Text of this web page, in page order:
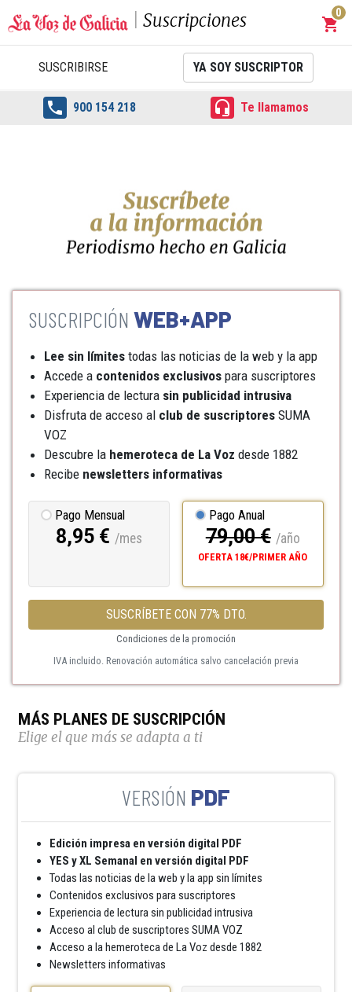
Suscripciones shopping_cart
0
SUSCRIBIRSE YA SOY SUSCRIPTOR
 900 154 218  Te llamamos
WEB+APP
Lee sin límites todas las noticias de la web y la app
Accede a contenidos exclusivos para suscriptores
Experiencia de lectura sin publicidad intrusiva
Disfruta de acceso al club de suscriptores SUMA
VOZ
Descubre la hemeroteca de La Voz desde 1882
Recibe newsletters informativas
Pago Mensual
8,95 € /mes
Pago Anual
79,00 € /año
OFERTA 18€/PRIMER AÑO
SUSCRÍBETE CON 77% DTO.
Condiciones de la promoción
IVA incluido. Renovación automática salvo cancelación previa
MÁS PLANES DE SUSCRIPCIÓN
Elige el que más se adapta a ti
PDF
Edición impresa en versión digital PDF
YES y XL Semanal en versión digital PDF
Todas las noticias de la web y la app sin límites
Contenidos exclusivos para suscriptores
Experiencia de lectura sin publicidad intrusiva
Acceso al club de suscriptores SUMA VOZ
Acceso a la hemeroteca de La Voz desde 1882
Newsletters informativas